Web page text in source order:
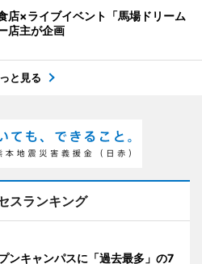
店×ライブイベント「馬場ドリーム
店主が企画
と見る
スランキング
ンキャンパスに「過去最多」の7